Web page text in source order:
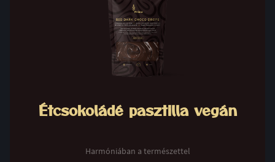
Étcsokoládé pasztilla vegán
Harmóniában a természettel